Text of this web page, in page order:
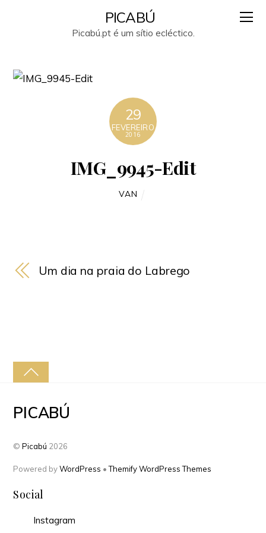
PICABÚ
Picabú.pt é um sítio ecléctico.
29
FEVEREIRO
2016
IMG_9945-Edit
VAN
Um dia na praia do Labrego
PICABÚ
©Picabú 2026
Powered byWordPress •Themify WordPress Themes
Social
Instagram